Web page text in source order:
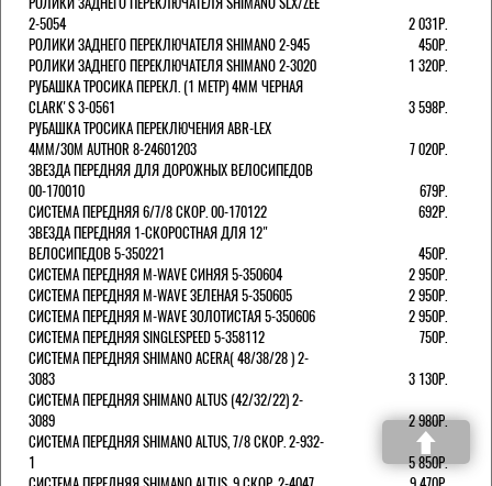
2-5054
2 031Р.
РОЛИКИ ЗАДНЕГО ПЕРЕКЛЮЧАТЕЛЯ SHIMANO 2-945
450Р.
РОЛИКИ ЗАДНЕГО ПЕРЕКЛЮЧАТЕЛЯ SHIMANO 2-3020
1 320Р.
РУБАШКА ТРОСИКА ПЕРЕКЛ. (1 МЕТР) 4ММ ЧЕРНАЯ
СLARK'S 3-0561
3 598Р.
РУБАШКА ТРОСИКА ПЕРЕКЛЮЧЕНИЯ ABR-LEX
4MM/30M AUTHOR 8-24601203
7 020Р.
ЗВЕЗДА ПЕРЕДНЯЯ ДЛЯ ДОРОЖНЫХ ВЕЛОСИПЕДОВ
00-170010
679Р.
СИСТЕМА ПЕРЕДНЯЯ 6/7/8 СКОР. 00-170122
692Р.
ЗВЕЗДА ПЕРЕДНЯЯ 1-СКОРОСТНАЯ ДЛЯ 12"
ВЕЛОСИПЕДОВ 5-350221
450Р.
СИСТЕМА ПЕРЕДНЯЯ M-WAVE СИНЯЯ 5-350604
2 950Р.
СИСТЕМА ПЕРЕДНЯЯ M-WAVE ЗЕЛЕНАЯ 5-350605
2 950Р.
СИСТЕМА ПЕРЕДНЯЯ M-WAVE ЗОЛОТИСТАЯ 5-350606
2 950Р.
СИСТЕМА ПЕРЕДНЯЯ SINGLESPEED 5-358112
750Р.
СИСТЕМА ПЕРЕДНЯЯ SHIMANO ACERA( 48/38/28 ) 2-
3083
3 130Р.
СИСТЕМА ПЕРЕДНЯЯ SHIMANO ALTUS (42/32/22) 2-
3089
2 980Р.
СИСТЕМА ПЕРЕДНЯЯ SHIMANO ALTUS, 7/8 СКОР. 2-932-
1
5 850Р.